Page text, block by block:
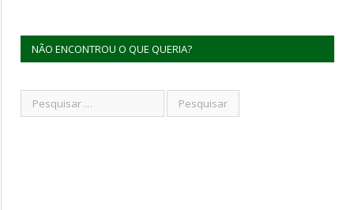
NÃO ENCONTROU O QUE QUERIA?